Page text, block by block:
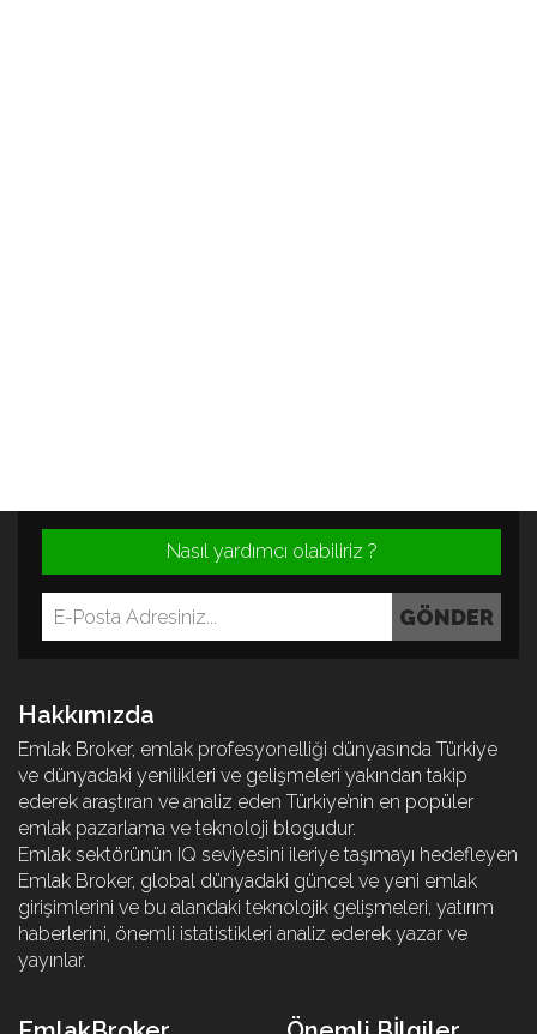
Nasıl yardımcı olabiliriz ?
Hakkımızda
Emlak Broker, emlak profesyonelliği dünyasında Türkiye
ve dünyadaki yenilikleri ve gelişmeleri yakından takip
ederek araştıran ve analiz eden Türkiye’nin en popüler
emlak pazarlama ve teknoloji blogudur.
Emlak sektörünün IQ seviyesini ileriye taşımayı hedefleyen
Emlak Broker, global dünyadaki güncel ve yeni emlak
girişimlerini ve bu alandaki teknolojik gelişmeleri, yatırım
haberlerini, önemli istatistikleri analiz ederek yazar ve
yayınlar.